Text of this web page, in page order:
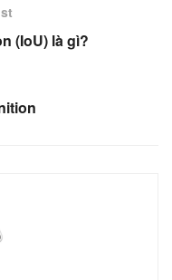
(IoU) là gì?